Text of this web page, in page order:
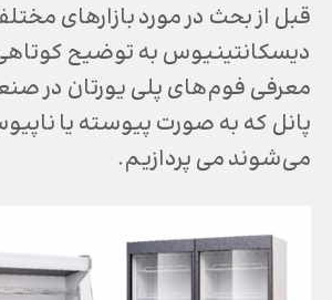
قبل از بحث در مورد بازارهای
دیسکانتینیوس به توضیح
معرفی فوم‌های پلی یورتان در
پانل که به صورت پیوسته یا
می‌شوند می پردازیم.